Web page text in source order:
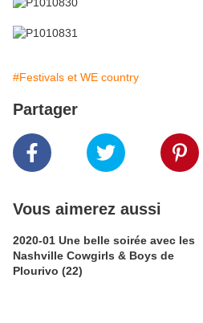
#Festivals et WE country
Partager
Vous aimerez aussi
2020-01 Une belle soirée avec les
Nashville Cowgirls & Boys de
Plourivo (22)